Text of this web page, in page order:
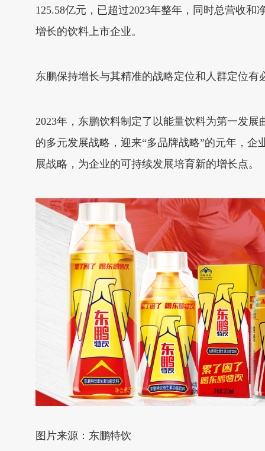
125.58亿元，已超过2023年整年，同时总营收和
增长的饮料上市企业。
东鹏保持增长与其精准的战略定位和人群定位有
2023年，东鹏饮料制定了以能量饮料为第一发
的多元发展战略，迎来“多品牌战略”的元年，
展战略，为企业的可持续发展培育新的增长点。
图片来源：东鹏特饮